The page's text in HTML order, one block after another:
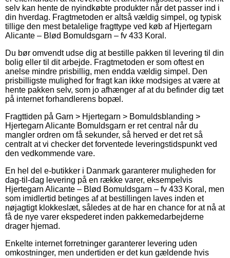
selv kan hente de nyindkøbte produkter når det passer ind i
din hverdag. Fragtmetoden er altså vældig simpel, og typisk
tillige den mest betalelige fragttype ved køb af Hjertegarn
Alicante – Blød Bomuldsgarn – fv 433 Koral.
Du bør omvendt udse dig at bestille pakken til levering til din
bolig eller til dit arbejde. Fragtmetoden er som oftest en
anelse mindre prisbillig, men endda vældig simpel. Den
prisbilligste mulighed for fragt kan ikke modsiges at være at
hente pakken selv, som jo afhænger af at du befinder dig tæt
på internet forhandlerens bopæl.
Fragttiden på Garn > Hjertegarn > Bomuldsblanding >
Hjertegarn Alicante Bomuldsgarn er ret central når du
mangler ordren om få sekunder, så herved er det ret så
centralt at vi checker det forventede leveringstidspunkt ved
den vedkommende vare.
En hel del e-butikker i Danmark garanterer muligheden for
dag-til-dag levering på en række varer, eksempelvis
Hjertegarn Alicante – Blød Bomuldsgarn – fv 433 Koral, men
som imidlertid betinges af at bestillingen laves inden et
nøjagtigt klokkeslæt, således at de har en chance for at nå at
få de nye varer ekspederet inden pakkemedarbejderne
drager hjemad.
Enkelte internet forretninger garanterer levering uden
omkostninger, men undertiden er det kun gældende hvis